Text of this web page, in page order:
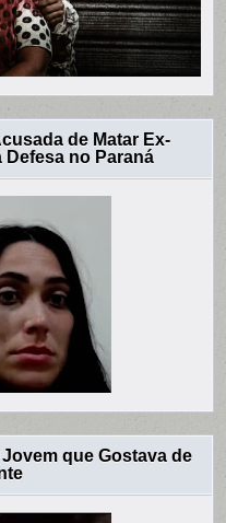
de Matar Ex-
Defesa no Paraná
que Gostava de